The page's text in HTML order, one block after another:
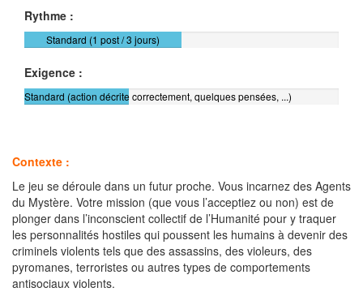
Rythme :
Standard (1 post / 3 jours)
Exigence :
Standard (action décrite correctement, quelques pensées, ...)
Contexte :
Le jeu se déroule dans un futur proche. Vous incarnez des Agents
du Mystère. Votre mission (que vous l’acceptiez ou non) est de
plonger dans l’inconscient collectif de l’Humanité pour y traquer
les personnalités hostiles qui poussent les humains à devenir des
criminels violents tels que des assassins, des violeurs, des
pyromanes, terroristes ou autres types de comportements
antisociaux violents.